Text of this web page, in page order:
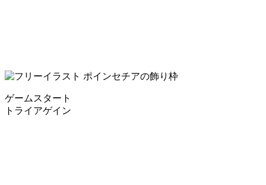
ゲームスタート
トライアゲイン